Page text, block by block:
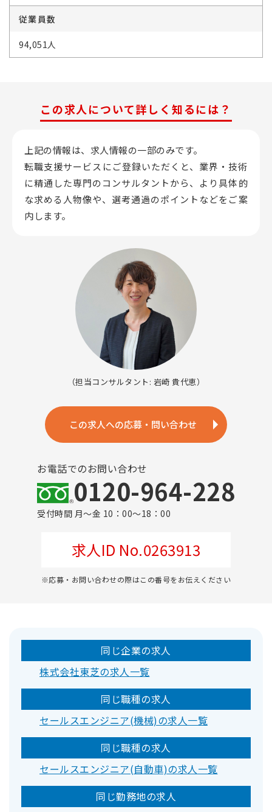
従業員数
94,051人
この求人について詳しく知るには？
上記の情報は、求人情報の一部のみです。
転職支援サービスにご登録いただくと、業界・技術
に精通した専門のコンサルタントから、 より具体的
な求める人物像や、選考通過のポイントなどをご案
内します。
（担当コンサルタント: 岩崎 貴代恵）
この求人への応募・問い合わせ
お電話でのお問い合わせ
0120-964-228
受付時間 月～金 10：00～18：00
求人ID No.0263913
※応募・お問い合わせの際はこの番号をお伝えください
同じ企業の求人
株式会社東芝の求人一覧
同じ職種の求人
セールスエンジニア(機械)の求人一覧
同じ職種の求人
セールスエンジニア(自動車)の求人一覧
同じ勤務地の求人